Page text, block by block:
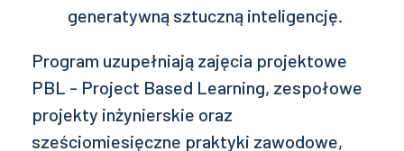
generatywną sztuczną inteligencję.
Program uzupełniają zajęcia projektowe
PBL - Project Based Learning, zespołowe
projekty inżynierskie oraz
sześciomiesięczne praktyki zawodowe,